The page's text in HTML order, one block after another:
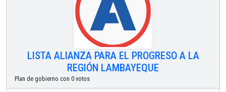
LISTA ALIANZA PARA EL PROGRESO A LA
REGIÓN LAMBAYEQUE
Plan de gobierno con 0 votos